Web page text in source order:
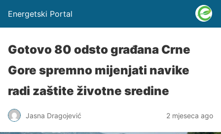
Energetski Portal
Gotovo 80 odsto građana Crne
Gore spremno mijenjati navike
radi zaštite životne sredine
Jasna Dragojević 2 mjeseca ago